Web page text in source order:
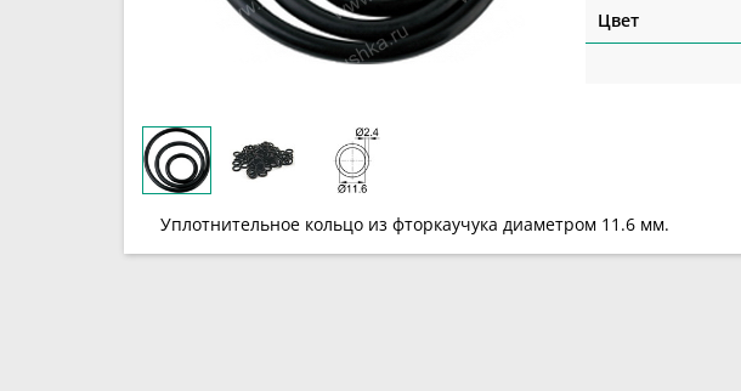
Цвет
Уплотнительное кольцо из фторкаучука диаметром 11.6 мм.